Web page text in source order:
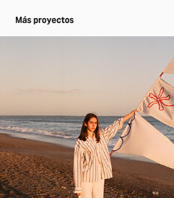
Más proyectos
Club Playa